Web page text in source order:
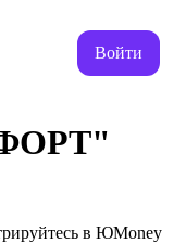
Войти
в ЮMoney